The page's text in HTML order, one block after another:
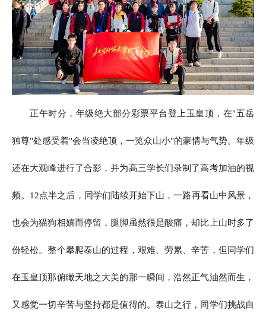
正午时分，年级绝大部分彩票平台登上玉皇顶，在"五岳
独尊"处感受着"会当凌绝顶，一览众山小"的豪情与气势。年级
还在大观峰进行了合影，并为高三学长们录制了高考加油的视
频。12点半之后，同学们陆续开始下山，一路再看山中风景，
也会为猫狗相嬉而停留，腿脚虽然很是酸痛，却比上山时多了
份轻松。整个攀爬泰山的过程，艰难、劳累、辛苦，但同学们
在玉皇顶那俯瞰天地之大美的那一瞬间，浩然正气油然而生，
又感觉一切辛苦与坚持都是值得的。泰山之行，同学们挑战自